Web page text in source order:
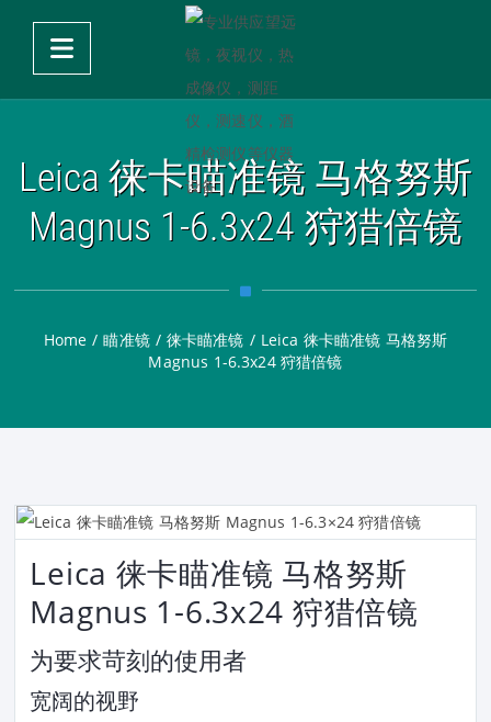
Leica 徕卡瞄准镜 马格努斯
Magnus 1-6.3x24 狩猎倍镜
Home / 瞄准镜 / 徕卡瞄准镜 / Leica 徕卡瞄准镜 马格努斯
Magnus 1-6.3x24 狩猎倍镜
Leica 徕卡瞄准镜 马格努斯
Magnus 1-6.3x24 狩猎倍镜
为要求苛刻的使用者
宽阔的视野